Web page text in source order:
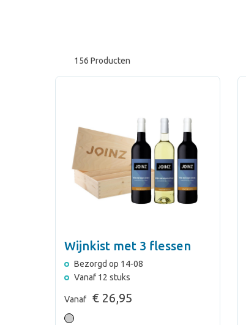
156 Producten
Wijnkist met 3 flessen
Bezorgd op 14-08
Vanaf 12 stuks
Vanaf € 26,95